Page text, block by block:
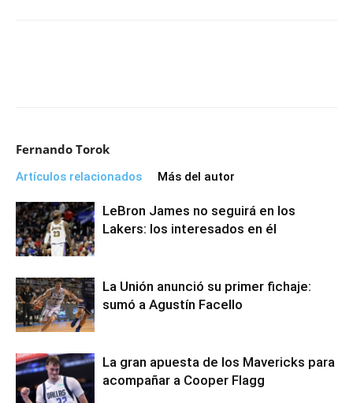
Fernando Torok
Artículos relacionados Más del autor
LeBron James no seguirá en los
Lakers: los interesados en él
La Unión anunció su primer fichaje:
sumó a Agustín Facello
La gran apuesta de los Mavericks para
acompañar a Cooper Flagg